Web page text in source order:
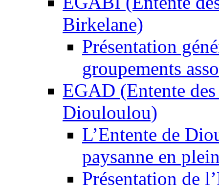
Birkelane)
Présentation
groupements
EGAD (Entente
Diouloulou)
L’Entente de
paysanne en
Présentation de